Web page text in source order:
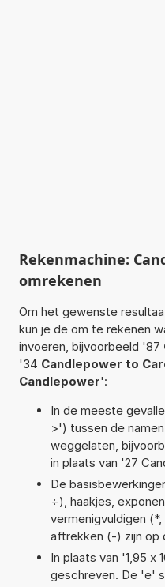
Rekenmachine:
omrekenen
Om het gewenste
kun je de om te rekenen
invoeren, bijvoorbeeld '87
'34 Candlepower to
Candlepower':
In de meeste
>') tussen de
weggelaten,
in plaats van '27
De
÷), haakjes,
vermenigvuldigen
aftrekken (-) zijn op
In plaats van '1,95 x
geschreven. De 'e'